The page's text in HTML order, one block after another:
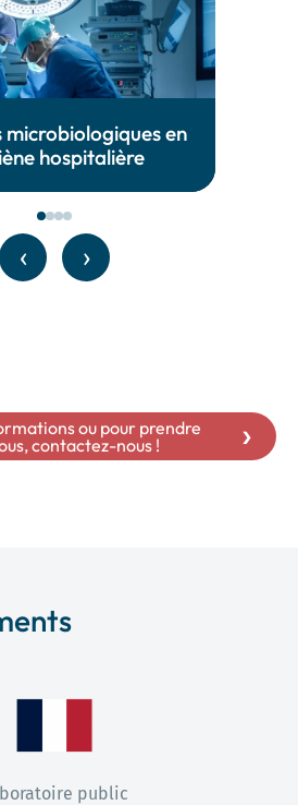
‹
microbiologiques en
hospitalière
›
ou pour prendre
contactez-nous !
public